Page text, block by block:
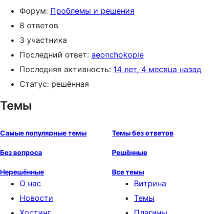
Форум: Проблемы и решения
8 ответов
3 участника
Последний ответ: aeonchokopie
Последняя активность: 14 лет, 4 месяца назад
Статус: решённая
Темы
Самые популярные темы Темы без ответов
Без вопроса Решённые
Нерешённые Все темы
О нас
Новости
Витрина
Темы